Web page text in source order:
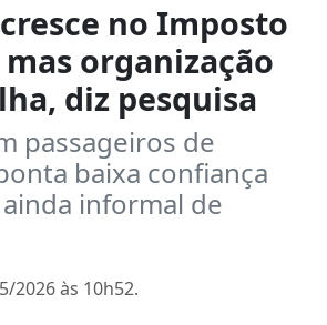
no Imposto
mas organização
diz pesquisa
passageiros de
baixa confiança
informal de
2026 às 10h52.